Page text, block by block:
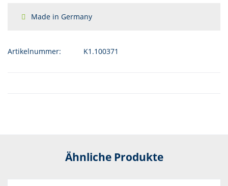
Made in Germany
Artikelnummer: K1.100371
Ähnliche Produkte